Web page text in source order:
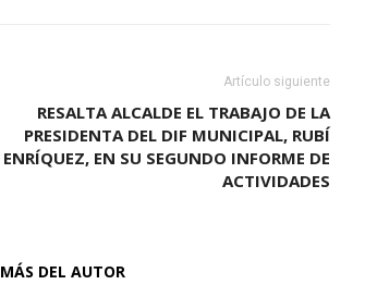
Artículo siguiente
RESALTA ALCALDE EL TRABAJO DE LA
PRESIDENTA DEL DIF MUNICIPAL, RUBÍ
ENRÍQUEZ, EN SU SEGUNDO INFORME DE
ACTIVIDADES
MÁS DEL AUTOR